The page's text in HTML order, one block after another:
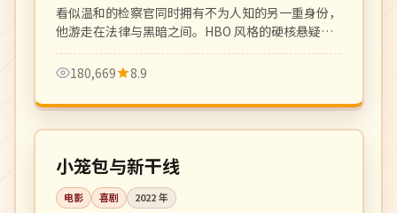
看似温和的检察官同时拥有不为人知的另一重身份，
他游走在法律与黑暗之间。HBO 风格的硬核悬疑
剧，节奏冷峻凌厉。
180,669
8.9
日本
热播 108 分钟
小笼包与新干线
电影 喜剧 2022年